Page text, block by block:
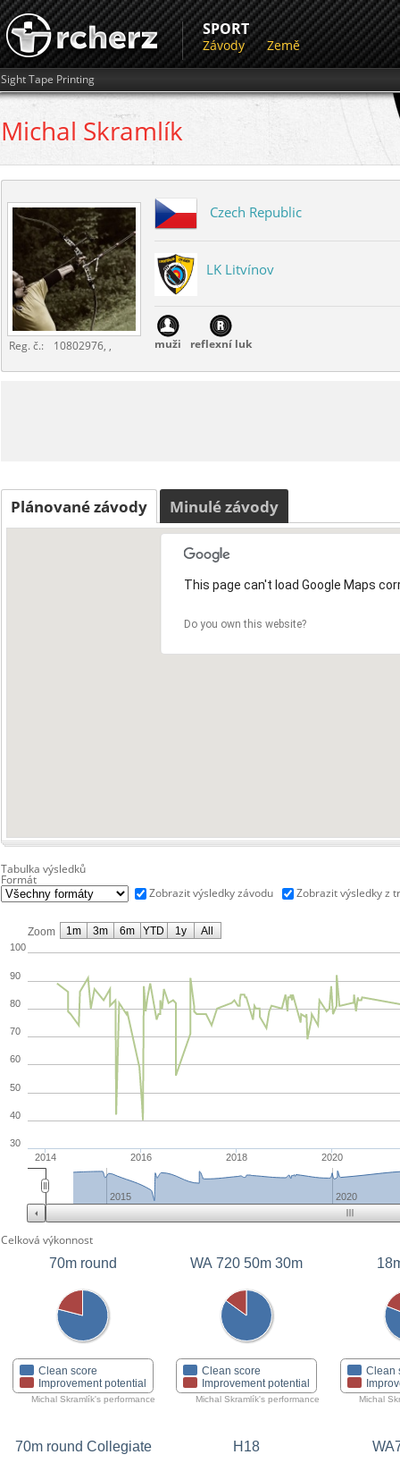
SPORT
Závody Země
Sight Tape Printing
Michal Skramlík
Reg. č.: 10802976, ,
Czech Republic
LK Litvínov
muži reflexní luk
Plánované závody Minulé závody
This page can't load Google Maps
Do you own this website?
Tabulka výsledků
Formát
Zobrazit výsledky závodu
Zobrazit výsledky z
Zoom
2014 2016 2018 2020
30
40
50
60
70
80
90
100
2020
2015
1m 3m 6m YTD 1y All
Celková výkonnost
70m round
Clean score
Improvement potential
Michal Skramlík's performance
WA 720 50m 30m
Clean score
Improvement potential
Michal Skramlík's performance
Clean
Michal
70m round Collegiate H18